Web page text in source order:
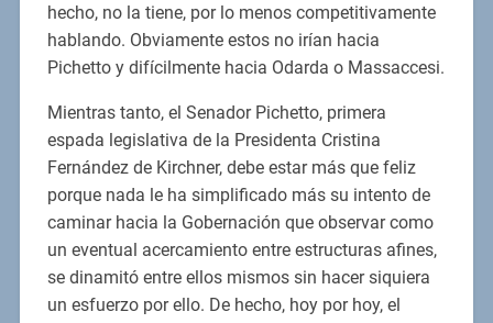
hecho, no la tiene, por lo menos competitivamente
hablando. Obviamente estos no irían hacia
Pichetto y difícilmente hacia Odarda o Massaccesi.
Mientras tanto, el Senador Pichetto, primera
espada legislativa de la Presidenta Cristina
Fernández de Kirchner, debe estar más que feliz
porque nada le ha simplificado más su intento de
caminar hacia la Gobernación que observar como
un eventual acercamiento entre estructuras afines,
se dinamitó entre ellos mismos sin hacer siquiera
un esfuerzo por ello. De hecho, hoy por hoy, el